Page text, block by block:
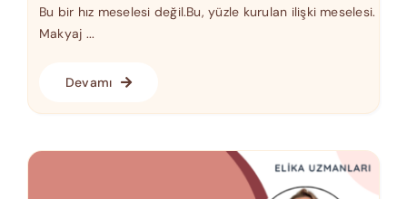
Bu bir hız meselesi değil.Bu, yüzle kurulan ilişki meselesi.
Makyaj ...
Devamı